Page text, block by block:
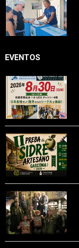
EVENTOS